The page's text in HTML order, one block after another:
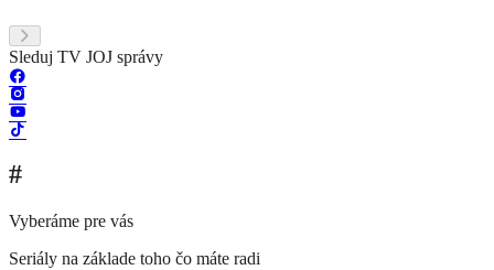
Sleduj TV JOJ správy
#
Vyberáme pre vás
Seriály na základe toho čo máte radi